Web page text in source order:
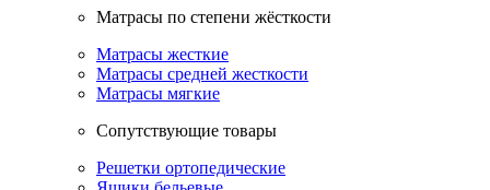
Матрасы по степени жёсткости
Матрасы жесткие
Матрасы средней жесткости
Матрасы мягкие
Сопутствующие товары
Решетки ортопедические